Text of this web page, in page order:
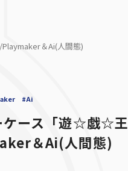
＆Ai(人間態)
#Ai
ケース「遊☆戯☆王
＆Ai(人間態)